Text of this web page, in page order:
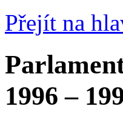
Přejít na
1996 –